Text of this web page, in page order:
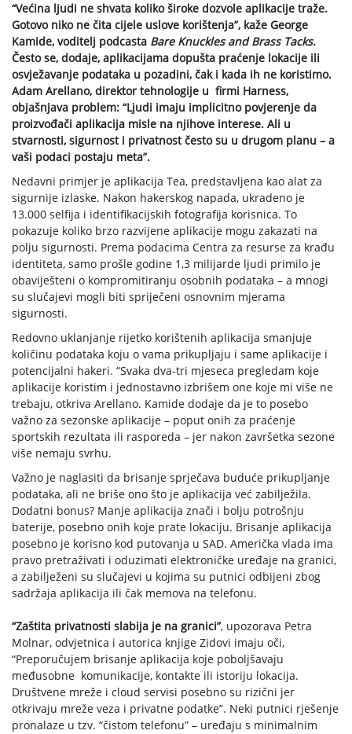
“Većina ljudi ne shvata koliko široke dozvole aplikacije traže.
Gotovo niko ne čita cijele uslove korištenja”, kaže George
Kamide, voditelj podcasta Bare Knuckles and Brass Tacks.
Često se, dodaje, aplikacijama dopušta praćenje lokacije ili
osvježavanje podataka u pozadini, čak i kada ih ne koristimo.
Adam Arellano, direktor tehnologije u firmi Harness,
objašnjava problem: “Ljudi imaju implicitno povjerenje da
proizvođači aplikacija misle na njihove interese. Ali u
stvarnosti, sigurnost i privatnost često su u drugom planu – a
vaši podaci postaju meta”.
Nedavni primjer je aplikacija Tea, predstavljena kao alat za
sigurnije izlaske. Nakon hakerskog napada, ukradeno je
13.000 selfija i identifikacijskih fotografija korisnica. To
pokazuje koliko brzo razvijene aplikacije mogu zakazati na
polju sigurnosti. Prema podacima Centra za resurse za krađu
identiteta, samo prošle godine 1,3 milijarde ljudi primilo je
obaviješteni o kompromitiranju osobnih podataka – a mnogi
su slučajevi mogli biti spriječeni osnovnim mjerama
sigurnosti.
Redovno uklanjanje rijetko korištenih aplikacija smanjuje
količinu podataka koju o vama prikupljaju i same aplikacije i
potencijalni hakeri. “Svaka dva-tri mjeseca pregledam koje
aplikacije koristim i jednostavno izbrišem one koje mi više ne
trebaju, otkriva Arellano. Kamide dodaje da je to posebo
važno za sezonske aplikacije – poput onih za praćenje
sportskih rezultata ili rasporeda – jer nakon završetka sezone
više nemaju svrhu.
Važno je naglasiti da brisanje sprječava buduće prikupljanje
podataka, ali ne briše ono što je aplikacija već zabilježila.
Dodatni bonus? Manje aplikacija znači i bolju potrošnju
baterije, posebno onih koje prate lokaciju. Brisanje aplikacija
posebno je korisno kod putovanja u SAD. Američka vlada ima
pravo pretraživati i oduzimati elektroničke uređaje na granici,
a zabilježeni su slučajevi u kojima su putnici odbijeni zbog
sadržaja aplikacija ili čak memova na telefonu.
“Zaštita privatnosti slabija je na granici”, upozorava Petra
Molnar, odvjetnica i autorica knjige Zidovi imaju oči,
“Preporučujem brisanje aplikacija koje poboljšavaju
međusobne komunikacije, kontakte ili istoriju lokacija.
Društvene mreže i cloud servisi posebno su rizični jer
otkrivaju mreže veza i privatne podatke”. Neki putnici rješenje
pronalaze u tzv. “čistom telefonu” – uređaju s minimalnim